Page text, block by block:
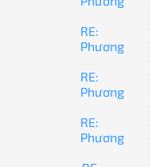
RE:
Phương
RE:
Phương
RE:
Phương